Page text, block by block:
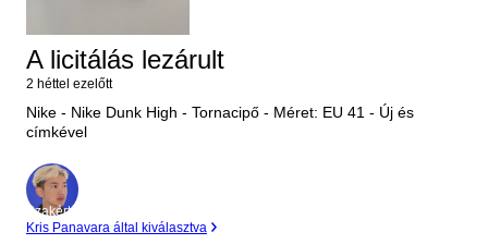
A licitálás lezárult
2 héttel ezelőtt
Nike - Nike Dunk High - Tornacipő - Méret: EU 41 - Új és
címkével
Szakértő
Kris Panavara által kiválasztva